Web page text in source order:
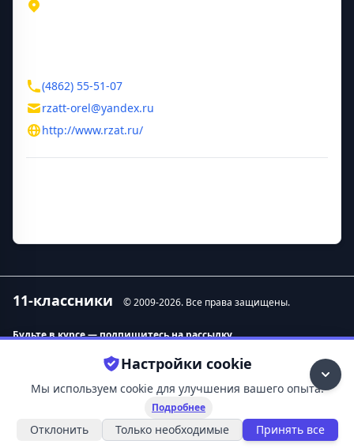
(4862) 55-51-07
rzatt-orel@yandex.ru
http://www.rzat.ru/
11-классники © 2009-2026. Все права защищены.
Будьте в курсе — подпишитесь на рассылку.
О нас
11-классники
Новости
Удаление данных
Политика конфиденциальности
Условия использования
Настройки cookie
Мы используем cookie для улучшения вашего опыта.
Подробнее
Отклонить Только необходимые Принять все